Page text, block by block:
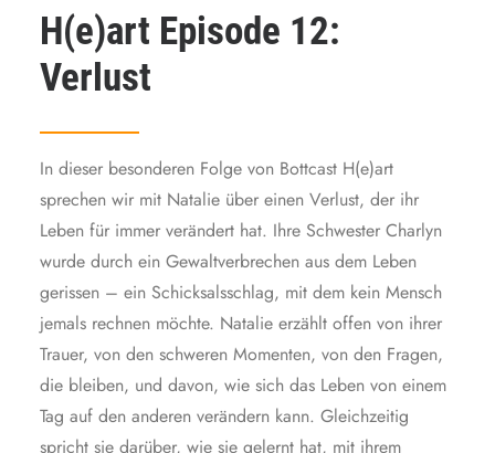
H(e)art Episode 12:
Verlust
In dieser besonderen Folge von Bottcast H(e)art
sprechen wir mit Natalie über einen Verlust, der ihr
Leben für immer verändert hat. Ihre Schwester Charlyn
wurde durch ein Gewaltverbrechen aus dem Leben
gerissen – ein Schicksalsschlag, mit dem kein Mensch
jemals rechnen möchte. Natalie erzählt offen von ihrer
Trauer, von den schweren Momenten, von den Fragen,
die bleiben, und davon, wie sich das Leben von einem
Tag auf den anderen verändern kann. Gleichzeitig
spricht sie darüber, wie sie gelernt hat, mit ihrem